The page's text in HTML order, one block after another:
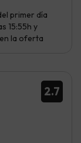
primer día
15:55h y
la oferta
2.7